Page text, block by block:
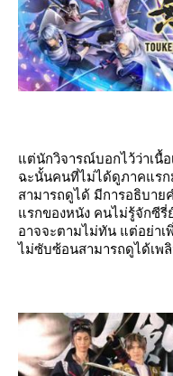
ต่นักวิจารณ์บอกไว้ว่าเนื้อ
ฉะนั้นคนที่ไม่ได้ดูภาคแรก
สามารถดูได้ มีการอธิบาย
รกของหนัง คนไม่รู้จักซี
อาจจะตามไม่ทัน แต่อย่าเ
ไม่ซับซ้อนสามารถดูได้เพ